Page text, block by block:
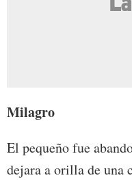
Milagro
El pequeño fue
dejara a orilla de una